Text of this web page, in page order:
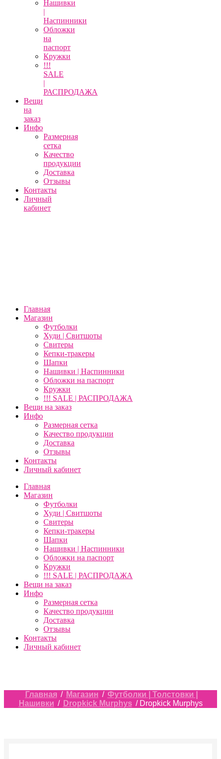
Нашивки
|
Наспинники
Обложки
на
паспорт
Кружки
!!!
SALE
|
РАСПРОДАЖА
Вещи
на
заказ
Инфо
Размерная
сетка
Качество
продукции
Доставка
Отзывы
Контакты
Личный
кабинет
Главная
Магазин
Футболки
Худи | Свитшоты
Свитеры
Кепки-тракеры
Шапки
Нашивки | Наспинники
Обложки на паспорт
Кружки
!!! SALE | РАСПРОДАЖА
Вещи на заказ
Инфо
Размерная сетка
Качество продукции
Доставка
Отзывы
Контакты
Личный кабинет
Главная
Магазин
Футболки
Худи | Свитшоты
Свитеры
Кепки-тракеры
Шапки
Нашивки | Наспинники
Обложки на паспорт
Кружки
!!! SALE | РАСПРОДАЖА
Вещи на заказ
Инфо
Размерная сетка
Качество продукции
Доставка
Отзывы
Контакты
Личный кабинет
Главная / Магазин / Футболки | Толстовки |
Нашивки / Dropkick Murphys / Dropkick Murphys